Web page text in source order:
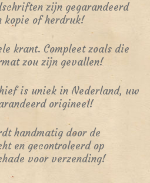
zijn gegarandeerd
kopie of herdruk!
krant. Compleet zoals die
zou zijn gevallen!
is uniek in Nederland, uw
origineel!
handmatig door de
en gecontroleerd op
voor verzending!